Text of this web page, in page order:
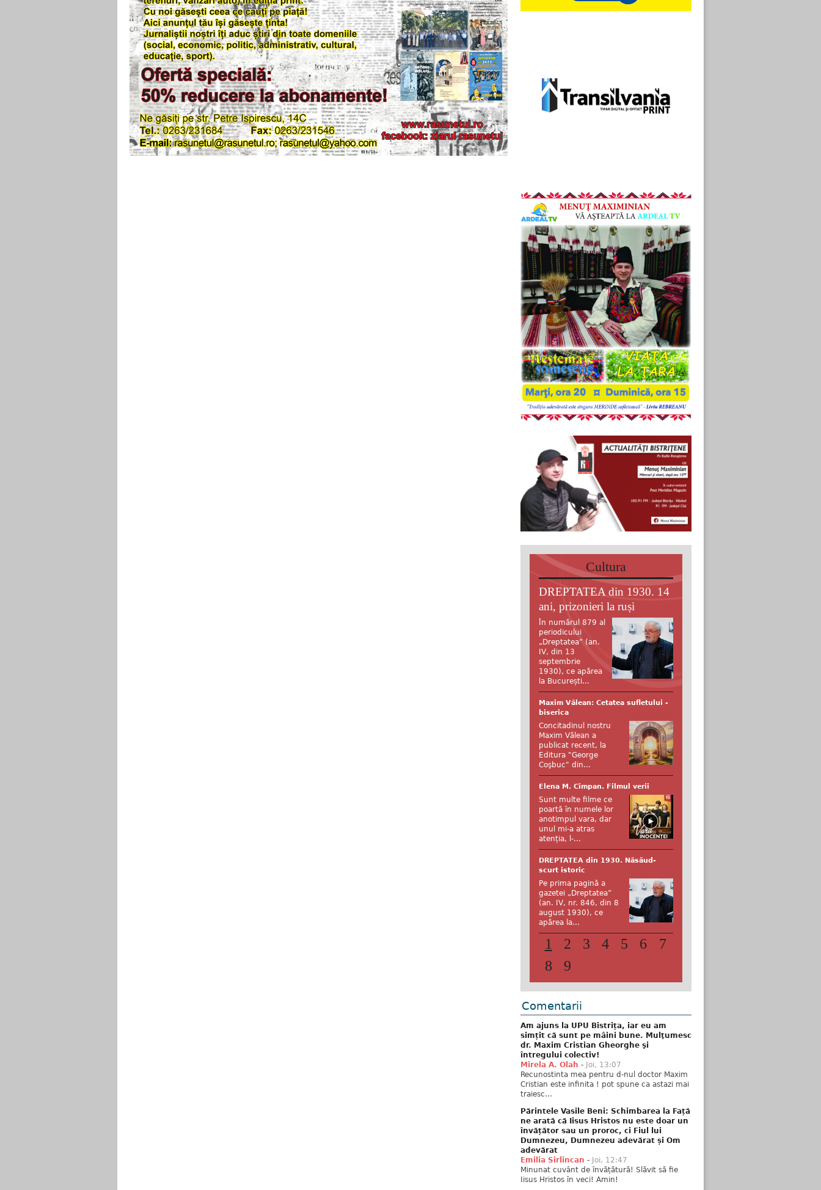
Cultura
DREPTATEA din 1930. 14
ani, prizonieri la ruși
În numărul 879 al
periodicului
„Dreptatea” (an.
IV, din 13
septembrie
1930), ce apărea
la București...
Maxim Vălean: Cetatea sufletului -
biserica
Concitadinul nostru
Maxim Vălean a
publicat recent, la
Editura "George
Coşbuc" din...
Elena M. Cîmpan. Filmul verii
Sunt multe filme ce
poartă în numele lor
anotimpul vara, dar
unul mi-a atras
atenția, l-...
DREPTATEA din 1930. Năsăud-
scurt istoric
Pe prima pagină a
gazetei „Dreptatea”
(an. IV, nr. 846, din 8
august 1930), ce
apărea la...
1 2 3 4 5 6
7
8
9
Comentarii
Am ajuns la UPU Bistrița, iar eu am
simțit că sunt pe mâini bune. Mulţumesc
dr. Maxim Cristian Gheorghe şi
întregului colectiv!
Mirela A. Olah - Joi, 13:07
Recunostinta mea pentru d-nul doctor Maxim
Cristian este infinita ! pot spune ca astazi mai
traiesc...
Părintele Vasile Beni: Schimbarea la Față
ne arată că Iisus Hristos nu este doar un
învățător sau un proroc, ci Fiul lui
Dumnezeu, Dumnezeu adevărat și Om
adevărat
Emilia Sirlincan - Joi, 12:47
Minunat cuvânt de învățătură! Slăvit să fie
Iisus Hristos în veci! Amin!